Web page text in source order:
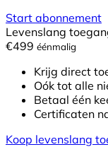
Start abonnement
Levenslang
€499 éénmalig
Krijg direct
Oók tot alle
Betaal één
Certificaten
Koop levenslang